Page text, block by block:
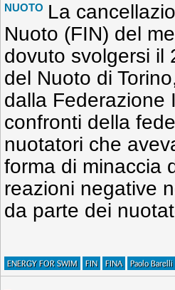
NUOTO La
Nuoto (FIN) del
dovuto svolgersi il
del Nuoto di
dalla Federazione
confronti della
nuotatori che
forma di minaccia
reazioni negative
da parte dei
ENERGY FOR SWIM FIN FINA Paolo Barelli